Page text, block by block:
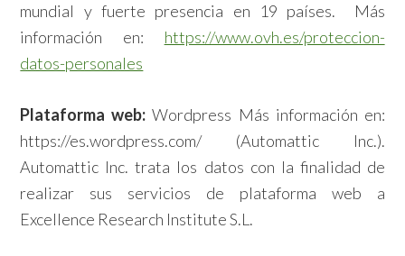
mundial y fuerte presencia en 19 países. Más
información en: https://www.ovh.es/proteccion-
datos-personales
Plataforma web: Wordpress Más información en:
https://es.wordpress.com/ (Automattic Inc.).
Automattic Inc. trata los datos con la finalidad de
realizar sus servicios de plataforma web a
Excellence Research Institute S.L.